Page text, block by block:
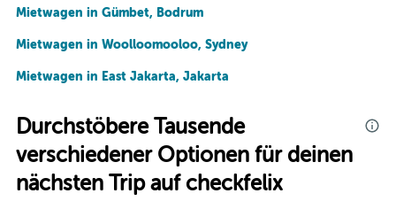
Mietwagen in Gümbet, Bodrum
Mietwagen in Woolloomooloo, Sydney
Mietwagen in East Jakarta, Jakarta
Durchstöbere Tausende
verschiedener Optionen für deinen
nächsten Trip auf checkfelix